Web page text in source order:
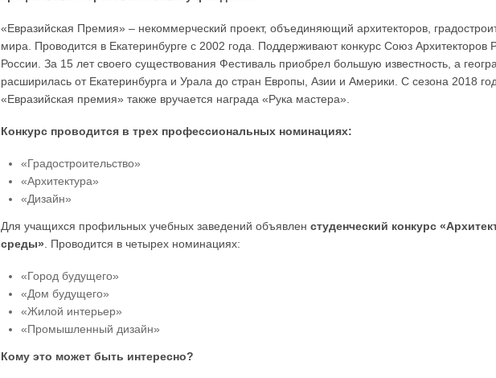
«Евразийская Премия» – некоммерческий проект, объединяющий архитекторов,
мира. Проводится в Екатеринбурге с 2002 года. Поддерживают конкурс Союз Архитекторов
России. За 15 лет своего существования Фестиваль приобрел большую известность, а
расширилась от Екатеринбурга и Урала до стран Европы, Азии и Америки. С сезона 2018
«Евразийская премия» также вручается награда «Рука мастера».
Конкурс проводится в трех профессиональных номинациях:
«Градостроительство»
«Архитектура»
«Дизайн»
Для учащихся профильных учебных заведений объявленстуденческий конкурс
среды» . Проводится в четырех номинациях:
«Город будущего»
«Дом будущего»
«Жилой интерьер»
«Промышленный дизайн»
Кому это может быть интересно?